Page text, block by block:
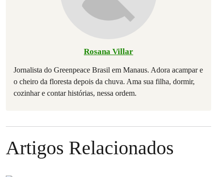
Rosana Villar
Jornalista do Greenpeace Brasil em Manaus. Adora acampar e
o cheiro da floresta depois da chuva. Ama sua filha, dormir,
cozinhar e contar histórias, nessa ordem.
Artigos Relacionados